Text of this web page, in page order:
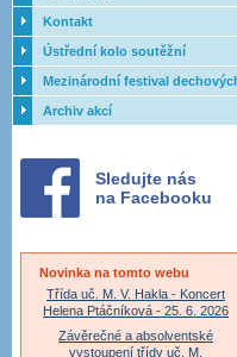
Kontakt
Ústřední kolo soutěžní
přehlídky dechových orchestrů
ZUŠ - 2017
Mezinárodní festival
orchestrů - Letovice
Archiv akcí
Sledujte nás
na Facebooku
Novinka na tomto webu
Třída uč. M. V. Hakla - Koncert
Helena Ptáčníková - 25. 6. 2026
Závěrečné a absolventské
vystoupení třídy uč. M.